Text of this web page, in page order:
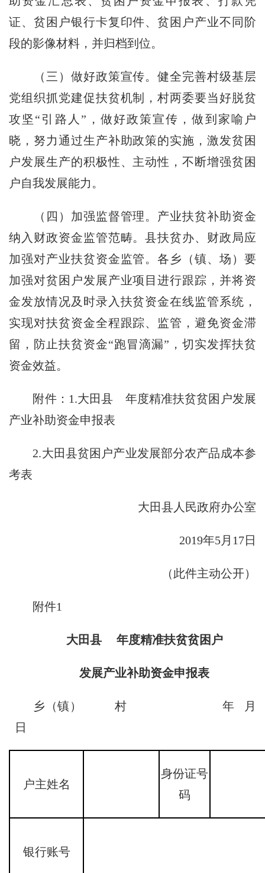
证、贫困户银行卡复印件、贫困户产业不同阶
段的影像材料，并归档到位。
（三）做好政策宣传。健全完善村级基层
党组织抓党建促扶贫机制，村两委要当好脱贫
攻坚“引路人”，做好政策宣传，做到家喻户
晓，努力通过生产补助政策的实施，激发贫困
户发展生产的积极性、主动性，不断增强贫困
户自我发展能力。
（四）加强监督管理。产业扶贫补助资金
纳入财政资金监管范畴。县扶贫办、财政局应
加强对产业扶贫资金监管。各乡（镇、场）要
加强对贫困户发展产业项目进行跟踪，并将资
金发放情况及时录入扶贫资金在线监管系统，
实现对扶贫资金全程跟踪、监管，避免资金滞
留，防止扶贫资金“跑冒滴漏”，切实发挥扶贫
资金效益。
附件：1.大田县 年度精准扶贫贫困户发展
产业补助资金申报表
2.大田县贫困户产业发展部分农产品成本参
考表
大田县人民政府办公室
2019年5月17日
（此件主动公开）
附件1
大田县 年度精准扶贫贫困户
发展产业补助资金申报表
乡（镇） 村 年 月
日
户主姓名
身份证号
码
银行账号